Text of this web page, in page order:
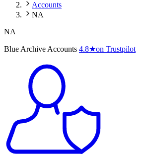
Accounts
NA
NA
Blue Archive Accounts 4.8★on Trustpilot